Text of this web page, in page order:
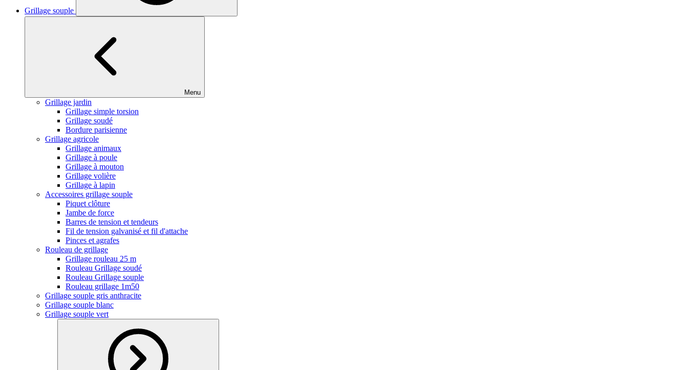
Grillage souple
Menu
Grillage jardin
Grillage simple torsion
Grillage soudé
Bordure parisienne
Grillage agricole
Grillage animaux
Grillage à poule
Grillage à mouton
Grillage volière
Grillage à lapin
Accessoires grillage souple
Piquet clôture
Jambe de force
Barres de tension et tendeurs
Fil de tension galvanisé et fil d'attache
Pinces et agrafes
Rouleau de grillage
Grillage rouleau 25 m
Rouleau Grillage soudé
Rouleau Grillage souple
Rouleau grillage 1m50
Grillage souple gris anthracite
Grillage souple blanc
Grillage souple vert